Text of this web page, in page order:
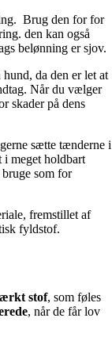
Brug den for for
den kan også
belønning er sjov.
da den er let at
Når du vælger
skader på dens
sætte tænderne i
i meget holdbart
som for
fremstillet af
fyldstof.
stof, som føles
, når de får lov